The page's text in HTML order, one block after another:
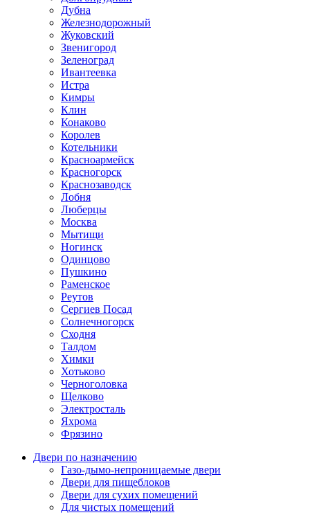
Дубна
Железнодорожный
Жуковский
Звенигород
Зеленоград
Ивантеевка
Истра
Кимры
Клин
Конаково
Королев
Котельники
Красноармейск
Красногорск
Краснозаводск
Лобня
Люберцы
Москва
Мытищи
Ногинск
Одинцово
Пушкино
Раменское
Реутов
Сергиев Посад
Солнечногорск
Сходня
Талдом
Химки
Хотьково
Черноголовка
Щелково
Электросталь
Яхрома
Фрязино
Двери по назначению
Газо-дымо-непроницаемые двери
Двери для пищеблоков
Двери для сухих помещений
Для чистых помещений